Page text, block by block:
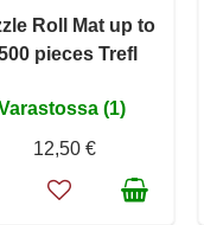
Roll Mat up to
pieces Trefl
(1)
12,50 €